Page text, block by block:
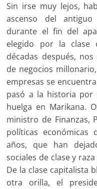
Sin irse muy lejos,
ascenso del antiguo
durante el fin del
elegido por la clase
décadas después,
de negocios
empresas se
pasó a la historia por
huelga en Marikana.
ministro de Finanzas,
políticas económicas
años, que han
sociales de clase y
De la clase capitalista
otra orilla, el